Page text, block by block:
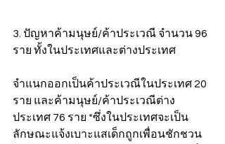
3. ปัญหาค้ามนุษย์/ค้าประเวณี จำนวน 96
ราย ทั้งในประเทศและต่างประเทศ
จำแนกออกเป็นค้าประเวณีในประเทศ 20
ราย และค้ามนุษย์/ค้าประเวณีต่าง
ประเทศ 76 ราย *ซึ่งในประเทศจะเป็น
ลักษณะแจ้งเบาะแสเด็กถูกเพื่อนชักชวน